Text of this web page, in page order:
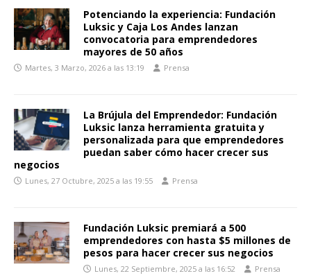
Potenciando la experiencia: Fundación
Luksic y Caja Los Andes lanzan
convocatoria para emprendedores
mayores de 50 años
Martes, 3 Marzo, 2026 a las 13:19 Prensa
La Brújula del Emprendedor: Fundación
Luksic lanza herramienta gratuita y
personalizada para que emprendedores
puedan saber cómo hacer crecer sus
negocios
Lunes, 27 Octubre, 2025 a las 19:55 Prensa
Fundación Luksic premiará a 500
emprendedores con hasta $5 millones de
pesos para hacer crecer sus negocios
Lunes, 22 Septiembre, 2025 a las 16:52 Prensa